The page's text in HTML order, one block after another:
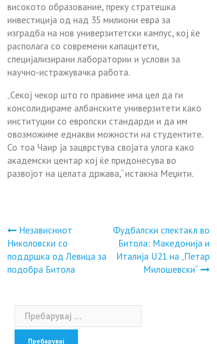
високото образование, преку стратешка
инвестиција од над 35 милиони евра за
изградба на нов универзитетски кампус, кој ќе
располага со современи капацитети,
специјализирани лаборатории и услови за
научно-истражувачка работа.
„Секој чекор што го правиме има цел да ги
консолидираме албанските универзитети како
институции со европски стандарди и да им
овозможиме еднакви можности на студентите.
Со тоа Чаир ја зацврстува својата улога како
академски центар кој ќе придонесува во
развојот на целата држава,“ истакна Меџити.
Навигација
на
напис
Независниот
Николовски со
поддршка од Левица за
подобра Битола
Фудбалски спектакл во
Битола: Македонија и
Италија U21 на „Петар
Милошевски“
Пребарувај
за: